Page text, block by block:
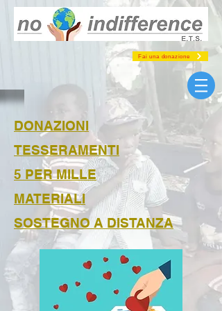
Fai una donazione
DONAZIONI
TESSERAMENTI
5 PER MILLE
MATERIALI
SOSTEGNO A DISTANZA